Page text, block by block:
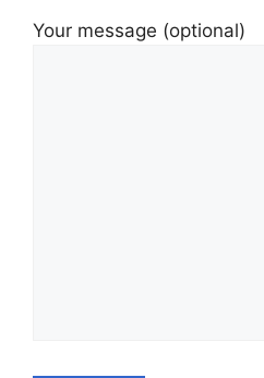
Your message (optional)